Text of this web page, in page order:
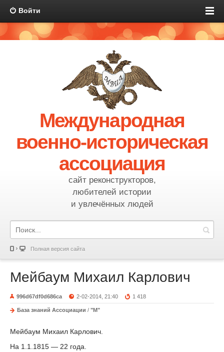
Войти
Международная
военно-историческая
ассоциация
сайт реконструкторов,
любителей истории
и увлечённых людей
Полная версия сайта
Мейбаум Михаил Карлович
996d67df0d686ca 2-02-2014, 21:40 1 418
База знаний Ассоциации / "М"
Мейбаум Михаил Карлович.
На 1.1.1815 — 22 года.